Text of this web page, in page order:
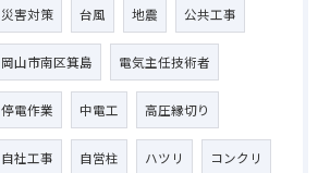
災害対策 台風 地震 公共工事
岡山市南区箕島 電気主任技術者
停電作業 中電工 高圧縁切り
自社工事 自営柱 ハツリ コンクリ